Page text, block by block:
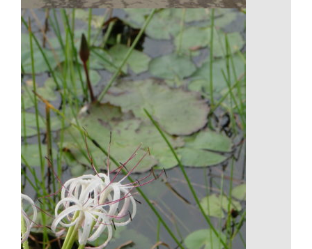
Madagascar route